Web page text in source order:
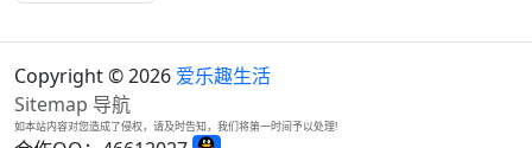
Copyright © 2026 爱乐趣生活
Sitemap 导航
如本站内容对您造成了侵权，请及时告知，我们将第一时间予以处理!